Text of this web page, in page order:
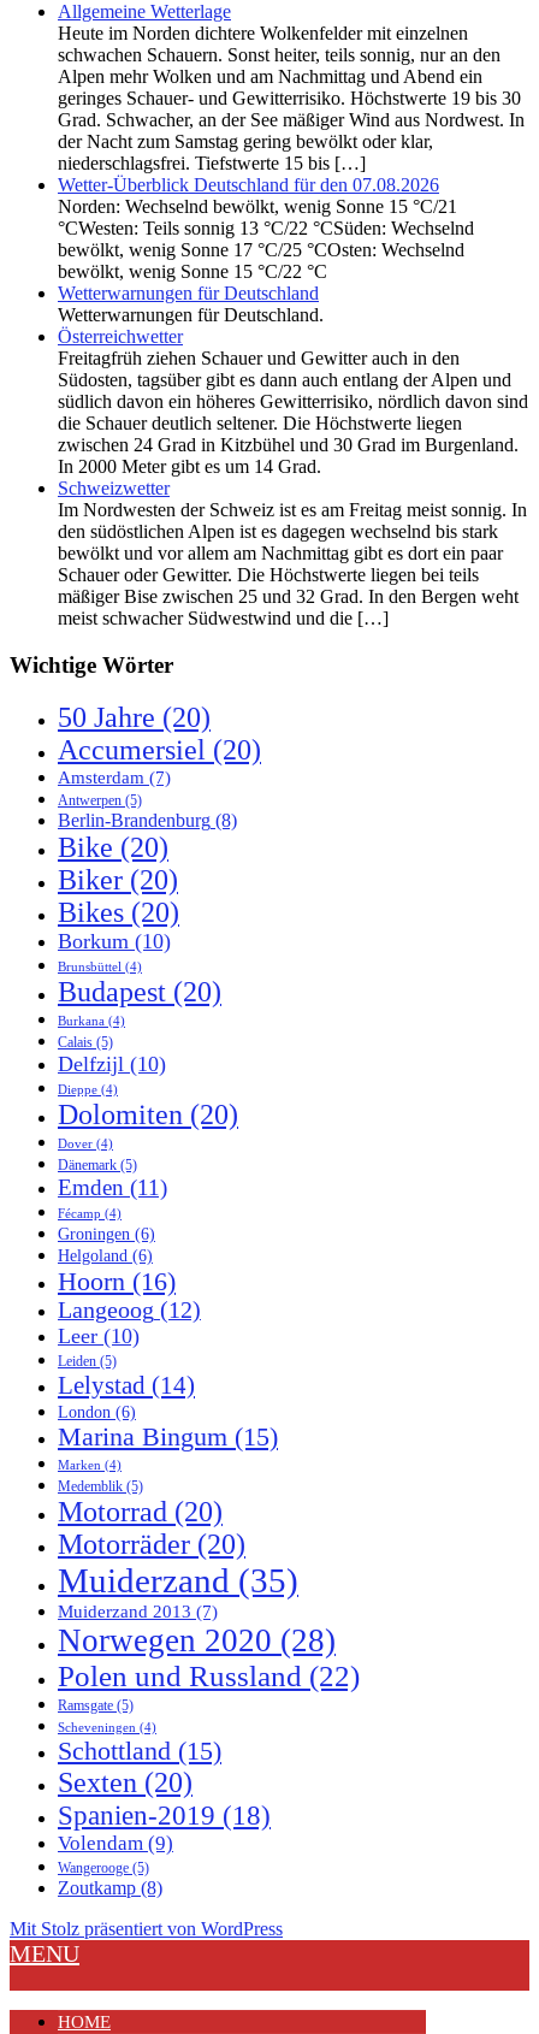
Allgemeine Wetterlage
Heute im Norden dichtere Wolkenfelder mit einzelnen
schwachen Schauern. Sonst heiter, teils sonnig, nur an den
Alpen mehr Wolken und am Nachmittag und Abend ein
geringes Schauer- und Gewitterrisiko. Höchstwerte 19 bis 30
Grad. Schwacher, an der See mäßiger Wind aus Nordwest. In
der Nacht zum Samstag gering bewölkt oder klar,
niederschlagsfrei. Tiefstwerte 15 bis […]
Wetter-Überblick Deutschland für den 07.08.2026
Norden: Wechselnd bewölkt, wenig Sonne 15 °C/21
°CWesten: Teils sonnig 13 °C/22 °CSüden: Wechselnd
bewölkt, wenig Sonne 17 °C/25 °COsten: Wechselnd
bewölkt, wenig Sonne 15 °C/22 °C
Wetterwarnungen für Deutschland
Wetterwarnungen für Deutschland.
Österreichwetter
Freitagfrüh ziehen Schauer und Gewitter auch in den
Südosten, tagsüber gibt es dann auch entlang der Alpen und
südlich davon ein höheres Gewitterrisiko, nördlich davon sind
die Schauer deutlich seltener. Die Höchstwerte liegen
zwischen 24 Grad in Kitzbühel und 30 Grad im Burgenland.
In 2000 Meter gibt es um 14 Grad.
Schweizwetter
Im Nordwesten der Schweiz ist es am Freitag meist sonnig. In
den südöstlichen Alpen ist es dagegen wechselnd bis stark
bewölkt und vor allem am Nachmittag gibt es dort ein paar
Schauer oder Gewitter. Die Höchstwerte liegen bei teils
mäßiger Bise zwischen 25 und 32 Grad. In den Bergen weht
meist schwacher Südwestwind und die […]
Wichtige Wörter
50 Jahre (20)
Accumersiel (20)
Amsterdam (7)
Antwerpen (5)
Berlin-Brandenburg (8)
Bike (20)
Biker (20)
Bikes (20)
Borkum (10)
Brunsbüttel (4)
Budapest (20)
Burkana (4)
Calais (5)
Delfzijl (10)
Dieppe (4)
Dolomiten (20)
Dover (4)
Dänemark (5)
Emden (11)
Fécamp (4)
Groningen (6)
Helgoland (6)
Hoorn (16)
Langeoog (12)
Leer (10)
Leiden (5)
Lelystad (14)
London (6)
Marina Bingum (15)
Marken (4)
Medemblik (5)
Motorrad (20)
Motorräder (20)
Muiderzand (35)
Muiderzand 2013 (7)
Norwegen 2020 (28)
Polen und Russland (22)
Ramsgate (5)
Scheveningen (4)
Schottland (15)
Sexten (20)
Spanien-2019 (18)
Volendam (9)
Wangerooge (5)
Zoutkamp (8)
Mit Stolz präsentiert von WordPress
MENU
HOME